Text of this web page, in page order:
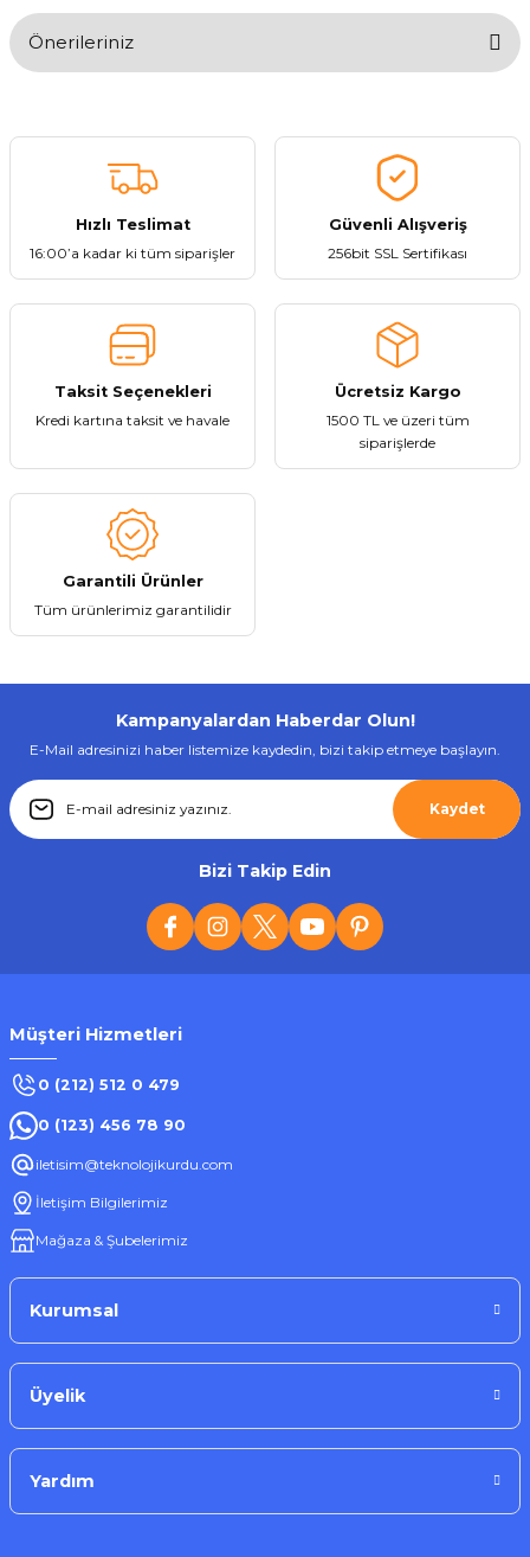
Önerileriniz
tarafımıza iletebilirsiniz.
Görüş ve önerileriniz için teşekkür ederiz.
Ürün resmi kalitesiz, bozuk veya görüntülenemiyor.
Ürün açıklamasında eksik bilgiler bulunuyor.
Ürün fiyatı diğer sitelerden daha pahalı.
Bu ürüne benzer farklı alternatifler olmalı.
Hızlı Teslimat
16:00’a kadar ki tüm siparişler
Güvenli Alışveriş
256bit SSL Sertifikası
Taksit Seçenekleri
Kredi kartına taksit ve havale
Ücretsiz Kargo
1500 TL ve üzeri tüm
siparişlerde
Garantili Ürünler
Tüm ürünlerimiz garantilidir
Kampanyalardan Haberdar Olun!
E-Mail adresinizi haber listemize kaydedin, bizi takip etmeye başlayın.
Kaydet
Bizi Takip Edin
Müşteri Hizmetleri
0 (212) 512 0 479
0 (123) 456 78 90
iletisim@teknolojikurdu.com
İletişim Bilgilerimiz
Mağaza & Şubelerimiz
Kurumsal
Üyelik
Yardım